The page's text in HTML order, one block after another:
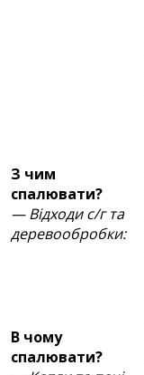
З чим
спалювати?
— Відходи с/г та
деревообробки:
В чому
спалювати?